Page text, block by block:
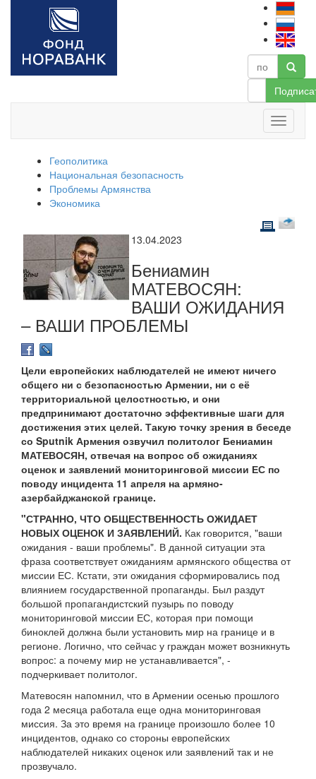
Геополитика
Национальная безопасность
Проблемы Армянства
Экономика
13.04.2023
Бениамин
МАТЕВОСЯН:
ВАШИ ОЖИДАНИЯ
– ВАШИ ПРОБЛЕМЫ
Цели европейских наблюдателей не имеют ничего
общего ни с безопасностью Армении, ни с её
территориальной целостностью, и они
предпринимают достаточно эффективные шаги для
достижения этих целей. Такую точку зрения в беседе
со Sputnik Армения озвучил политолог Бениамин
МАТЕВОСЯН, отвечая на вопрос об ожиданиях
оценок и заявлений мониторинговой миссии ЕС по
поводу инцидента 11 апреля на армяно-
азербайджанской границе.
"СТРАННО, ЧТО ОБЩЕСТВЕННОСТЬ ОЖИДАЕТ
НОВЫХ ОЦЕНОК И ЗАЯВЛЕНИЙ. Как говорится, "ваши
ожидания - ваши проблемы". В данной ситуации эта
фраза соответствует ожиданиям армянского общества от
миссии ЕС. Кстати, эти ожидания сформировались под
влиянием государственной пропаганды. Был раздут
большой пропагандистский пузырь по поводу
мониторинговой миссии ЕС, которая при помощи
биноклей должна были установить мир на границе и в
регионе. Логично, что сейчас у граждан может возникнуть
вопрос: а почему мир не устанавливается", -
подчеркивает политолог.
Матевосян напомнил, что в Армении осенью прошлого
года 2 месяца работала еще одна мониторинговая
миссия. За это время на границе произошло более 10
инцидентов, однако со стороны европейских
наблюдателей никаких оценок или заявлений так и не
прозвучало.